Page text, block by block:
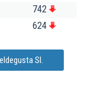
742
624
Sl.